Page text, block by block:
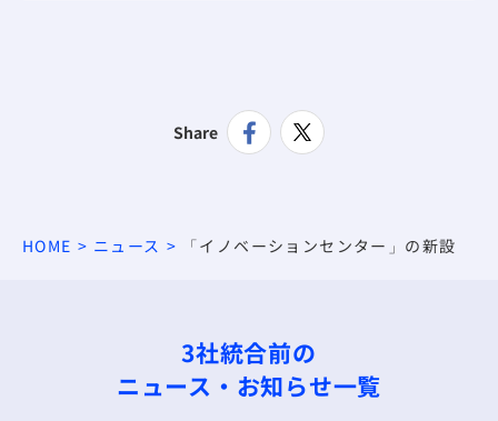
Share
HOME ニュース 「イノベーションセンター」の新設
3社統合前の
ニュース・お知らせ一覧